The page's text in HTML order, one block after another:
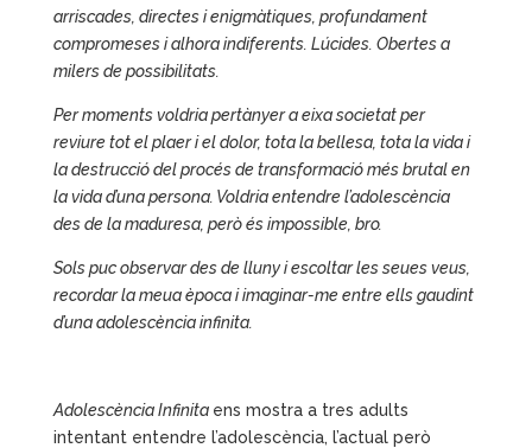
arriscades, directes i enigmàtiques, profundament
compromeses i alhora indiferents. Lúcides. Obertes a
milers de possibilitats.
Per moments voldria pertànyer a eixa societat per
reviure tot el plaer i el dolor, tota la bellesa, tota la vida i
la destrucció del procés de transformació més brutal en
la vida d’una persona. Voldria entendre l’adolescència
des de la maduresa, però és impossible, bro.
Sols puc observar des de lluny i escoltar les seues veus,
recordar la meua època i imaginar-me entre ells gaudint
d’una adolescència infinita.
Adolescència Infinita ens mostra a tres adults
intentant entendre l’adolescència, l’actual però